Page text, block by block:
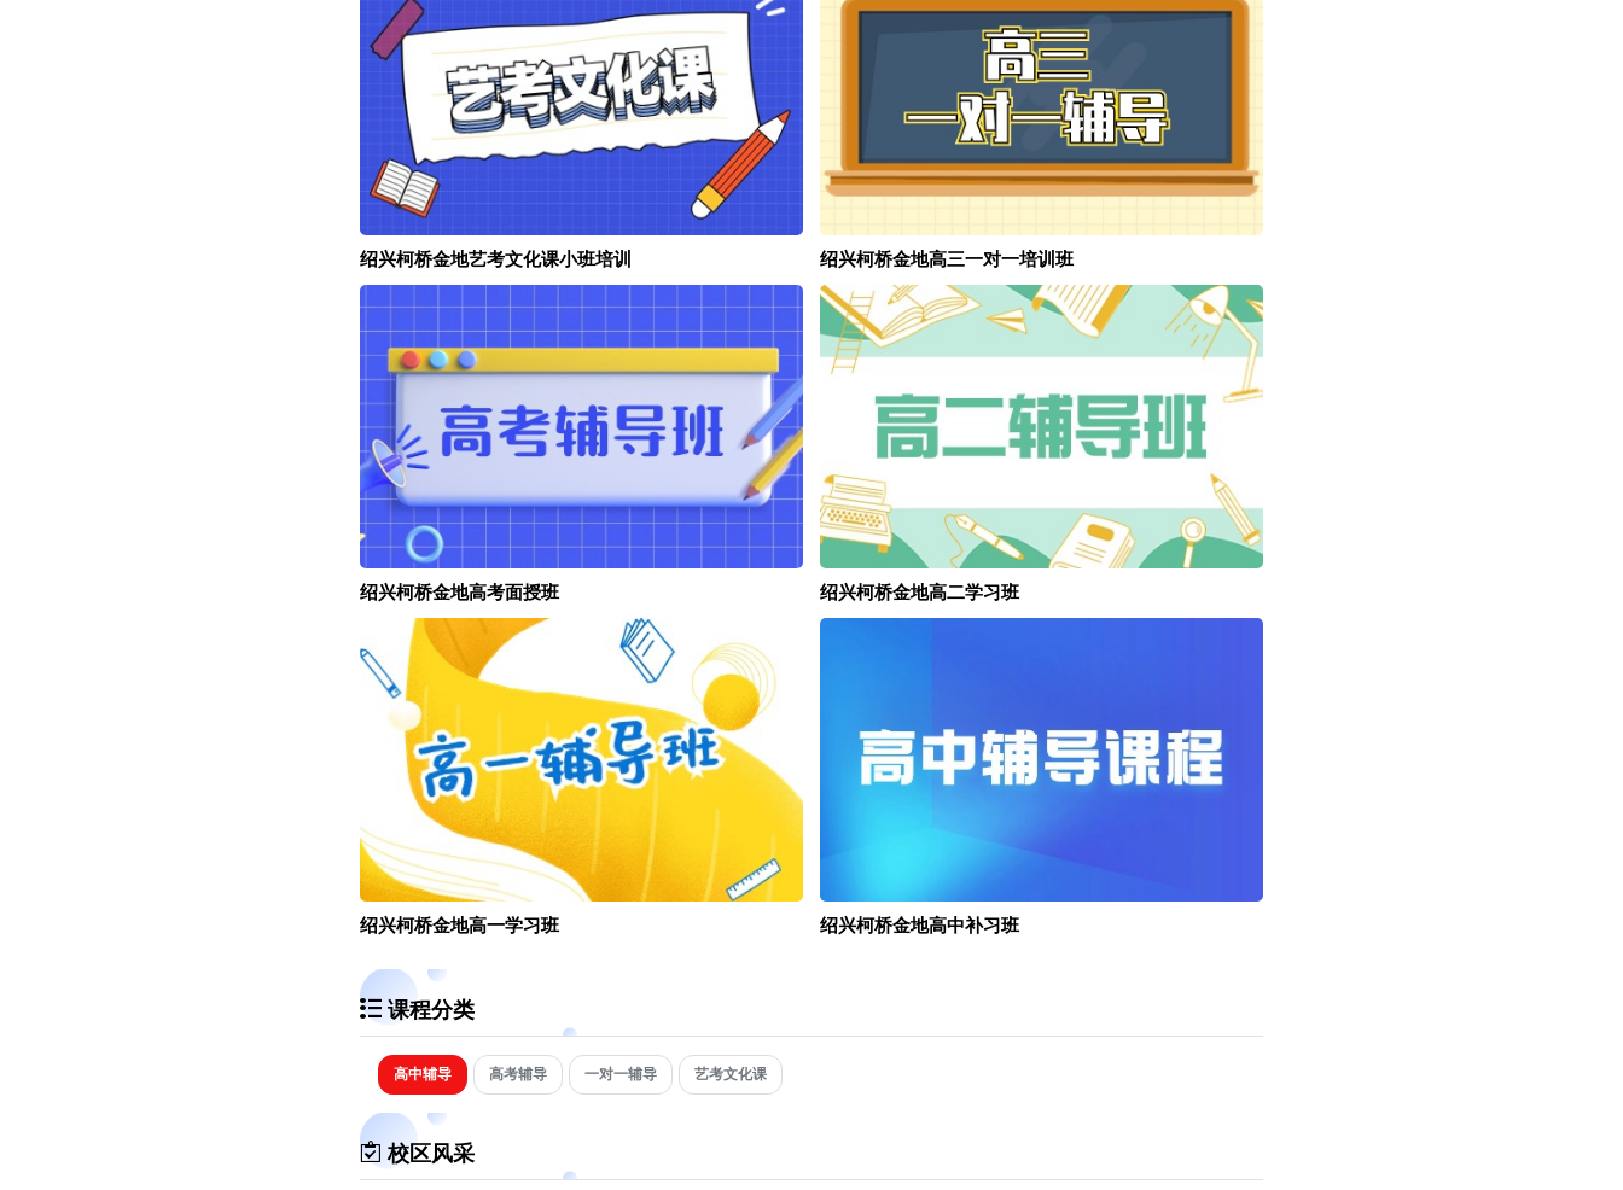
绍兴柯桥金地艺考文化课小班培训 绍兴柯桥金地高三一对一培训班
绍兴柯桥金地高考面授班 绍兴柯桥金地高二学习班
绍兴柯桥金地高一学习班 绍兴柯桥金地高中补习班
课程分类
高中辅导 高考辅导 一对一辅导 艺考文化课
校区风采